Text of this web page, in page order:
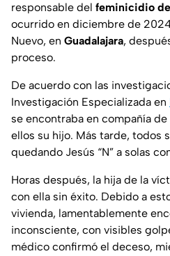
responsable del feminicidio
ocurrido en diciembre de
Nuevo, en Guadalajara,
proceso.
De acuerdo con las
Investigación Especializada en
se encontraba en compañía
ellos su hijo. Más tarde, todos
quedando Jesús “N” a solas
Horas después, la hija de la
con ella sin éxito. Debido a
vivienda, lamentablemente
inconsciente, con visibles
médico confirmó el deceso,